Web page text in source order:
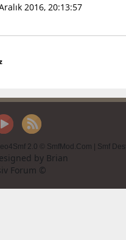
2016, 20:13:57
2.0 © SmfMod.Com Smf
by Brian
Forum ©